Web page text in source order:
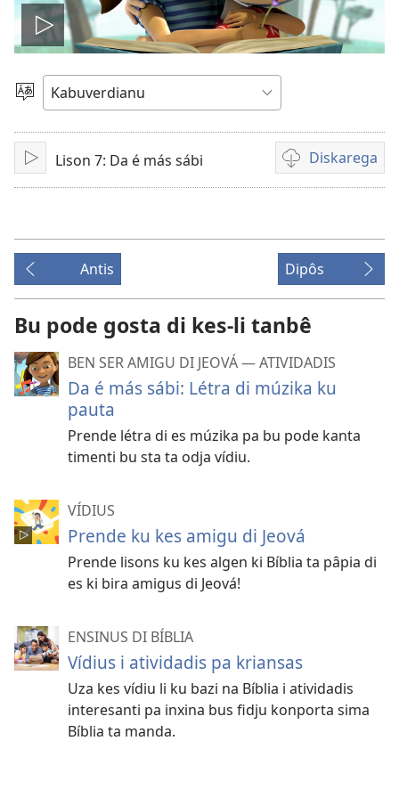
Odja
vídiu
Skodje
Língua
TokaLison 7: Da é más sábi Diskarega
Opson
pa
Antis
Dipôs
Bu pode gosta di kes-li tanbê
BEN SER AMIGU DI JEOVÁ — ATIVIDADIS
Da é más sábi: Létra di múzika ku
pauta
Prende létra di es múzika pa bu pode kanta
timenti bu sta ta odja vídiu.
VÍDIUS
Prende ku kes amigu di Jeová
Prende lisons ku kes algen ki Bíblia ta pâpia di
es ki bira amigus di Jeová!
ENSINUS DI BÍBLIA
Vídius i atividadis pa kriansas
Uza kes vídiu li ku bazi na Bíblia i atividadis
interesanti pa inxina bus fidju konporta sima
Bíblia ta manda.